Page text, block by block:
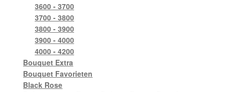
3600 - 3700
3700 - 3800
3800 - 3900
3900 - 4000
4000 - 4200
Bouquet Extra
Bouquet Favorieten
Black Rose